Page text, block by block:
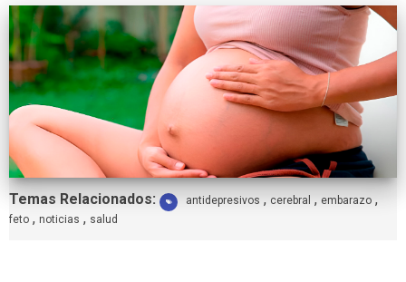
Temas Relacionados: Etiquetas:
antidepresivos , cerebral , embarazo ,
feto , noticias , salud